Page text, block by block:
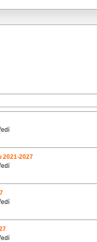
2021-2027